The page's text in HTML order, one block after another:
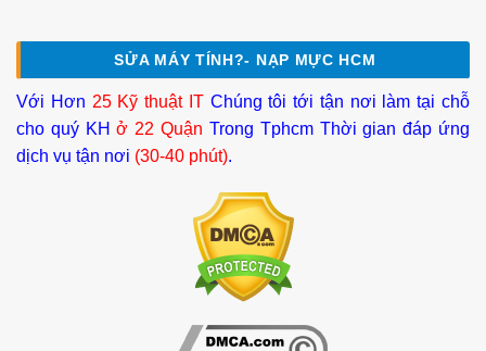
SỬA MÁY TÍNH?- NẠP MỰC HCM
Với Hơn 25 Kỹ thuật ITChúng tôi tới tận nơi làm tại chỗ
cho quý KHở 22 Quận Trong Tphcm Thời gian đáp ứng
dịch vụ tận nơi (30-40 phút).